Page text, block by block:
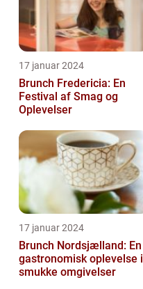
17 januar 2024
Brunch Fredericia: En
Festival af Smag og
Oplevelser
17 januar 2024
Brunch Nordsjælland: En
gastronomisk oplevelse i
smukke omgivelser